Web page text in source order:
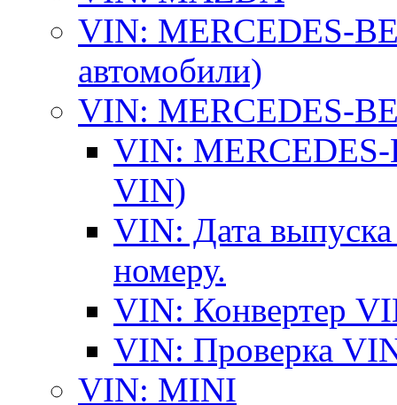
VIN: MERCEDES-
автомобили)
VIN: MERCEDES-
VIN: MERCEDES-
VIN)
VIN: Дата
номеру.
VIN: Конвертер
VIN: Проверка
VIN: MINI